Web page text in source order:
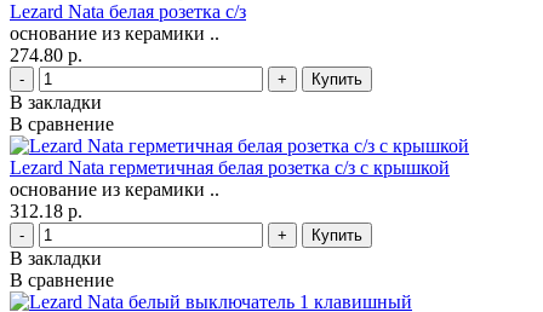
Lezard Nata белая розетка с/з
основание из керамики ..
274.80 р.
- +
В закладки
В сравнение
Lezard Nata герметичная белая розетка с/з с крышкой
основание из керамики ..
312.18 р.
- +
В закладки
В сравнение